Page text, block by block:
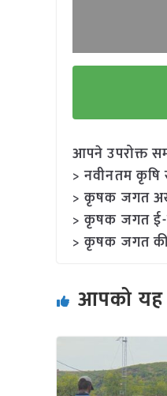
आपने उपरोक्त
> नवीनतम
> कृषक जगत
> कृषक जगत ई-
> कृषक जगत की
आपको